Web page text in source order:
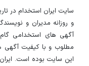
و روزانه مدیران و
آگهی های استخدامی
مطلوب و با کیفیت آگهی
این سایت بوده است.